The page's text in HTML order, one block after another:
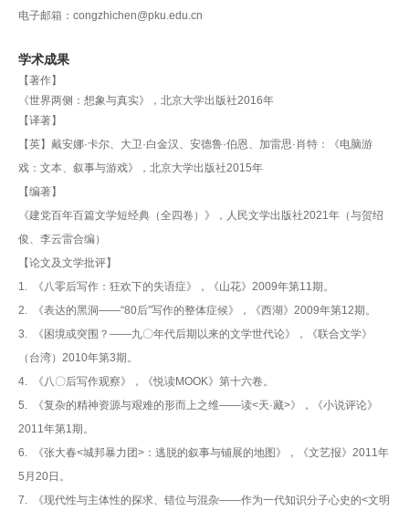
研
究
学
生
展
团
设
作
电子邮箱： congzhichen@pku.edu.cn
学术成果
【著作】
《世界两侧：想象与真实》，北京大学出版社2016年
【译著】
【英】戴安娜·卡尔、大卫·白金汉、安德鲁·伯恩、加雷思·肖特：《电脑游
戏：文本、叙事与游戏》，北京大学出版社2015年
【编著】
《建党百年百篇文学短经典（全四卷）》，人民文学出版社2021年（与贺绍
俊、李云雷合编）
【论文及文学批评】
1. 《八零后写作：狂欢下的失语症》，《山花》2009年第11期。
2. 《表达的黑洞——“80后”写作的整体症候》，《西湖》2009年第12期。
3. 《困境或突围？——九〇年代后期以来的文学世代论》，《联合文学》
（台湾）2010年第3期。
4. 《八〇后写作观察》，《悦读MOOK》第十六卷。
5. 《复杂的精神资源与艰难的形而上之维——读<天·藏>》，《小说评论》
2011年第1期。
6. 《张大春<城邦暴力团>：逃脱的叙事与铺展的地图》，《文艺报》2011年
5月20日。
7. 《现代性与主体性的探求、错位与混杂——作为一代知识分子心史的<文明